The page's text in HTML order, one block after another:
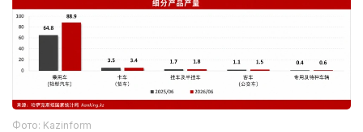
Фото: Kazinform